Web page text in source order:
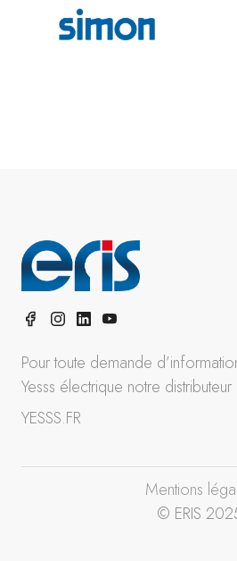
Pour toute demande
Yesss électrique notre distributeur
YESSS.FR
Mentions
© ERIS